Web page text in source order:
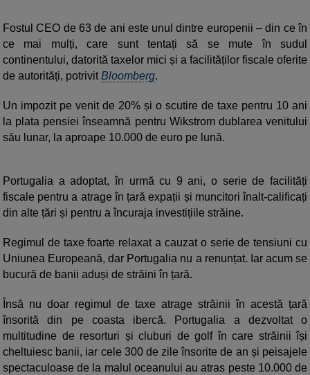
Fostul CEO de 63 de ani este unul dintre europenii – din ce în
ce mai mulți, care sunt tentați să se mute în sudul
continentului, datorită taxelor mici și a facilităților fiscale oferite
de autorități, potrivitBloomberg.
Un impozit pe venit de 20% și o scutire de taxe pentru 10 ani
la plata pensiei înseamnă pentru Wikstrom dublarea venitului
său lunar, la aproape 10.000 de euro pe lună.
Portugalia a adoptat, în urmă cu 9 ani, o serie de facilități
fiscale pentru a atrage în țară expații și muncitori înalt-calificați
din alte țări și pentru a încuraja investițiile străine.
Regimul de taxe foarte relaxat a cauzat o serie de tensiuni cu
Uniunea Europeană, dar Portugalia nu a renunțat. Iar acum se
bucură de banii aduși de străini în țară.
Însă nu doar regimul de taxe atrage străinii în acestă țară
însorită din pe coasta ibercă. Portugalia a dezvoltat o
multitudine de resorturi și cluburi de golf în care străinii își
cheltuiesc banii, iar cele 300 de zile însorite de an și peisajele
spectaculoase de la malul oceanului au atras peste 10.000 de